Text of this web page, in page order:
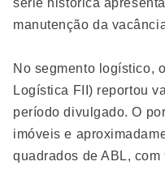
série histórica
manutenção da
No segmento logístico, o
Logística FII) reportou
período divulgado. O
imóveis e
quadrados de ABL,